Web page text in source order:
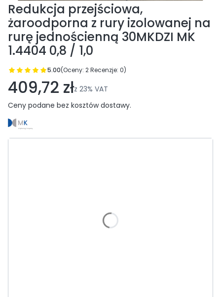
Redukcja przejściowa,
żaroodporna z rury izolowanej na
rurę jednościenną 30MKDZI MK
1.4404 0,8 / 1,0
5.00(Oceny: 2 Recenzje: 0)
Przejdź do sekcji Opinie
409,72 złz 23% VAT
Ceny podane bez kosztów dostawy.
Średnica (strona jednościenna)